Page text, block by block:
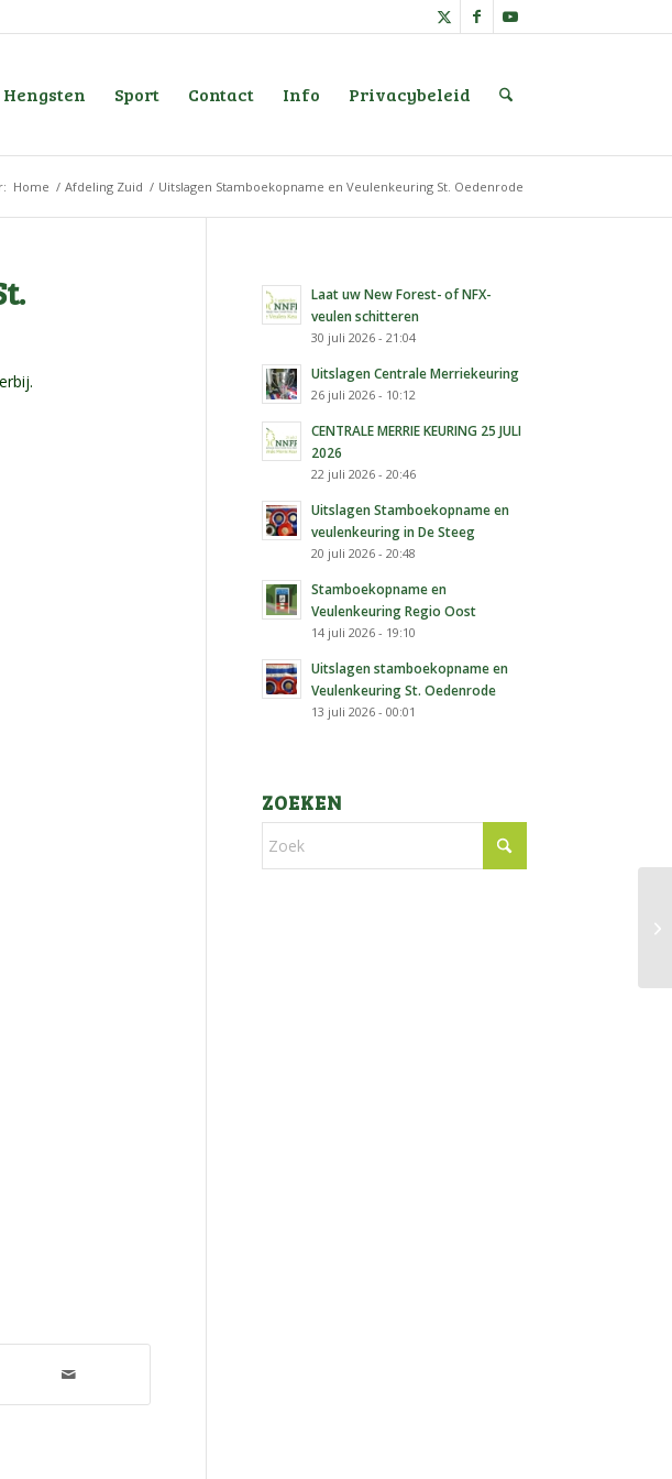
Hengsten Sport Contact Info Privacybeleid
Home / Afdeling Zuid / Uitslagen Stamboekopname en Veulenkeuring St. Oedenrode
Laat uw New Forest- of NFX-
veulen schitteren
30 juli 2026 - 21:04
Uitslagen Centrale Merriekeuring
26 juli 2026 - 10:12
CENTRALE MERRIE KEURING 25 JULI
2026
22 juli 2026 - 20:46
Uitslagen Stamboekopname en
veulenkeuring in De Steeg
20 juli 2026 - 20:48
Stamboekopname en
Veulenkeuring Regio Oost
14 juli 2026 - 19:10
Uitslagen stamboekopname en
Veulenkeuring St. Oedenrode
13 juli 2026 - 00:01
ZOEKEN